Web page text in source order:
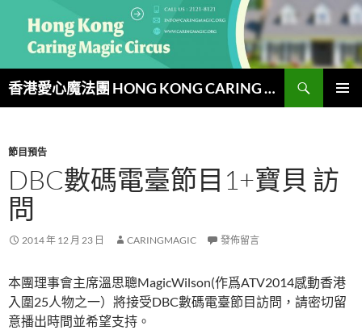
要
內
容
香港愛心魔法團 HONG KONG CARING MAGIC CIRCUS
搜
尋
節目預告
DBC數碼電臺節目1+寶貝 訪
問
2014 年 12 月 23 日 CARINGMAGIC 發佈留言
本團理事會主席溫思聰MagicWilson(作爲ATV2014感動香港
入圍25人物之一）將接受DBC數碼電臺節目訪問，請密切留
意播出時間並希望支持。